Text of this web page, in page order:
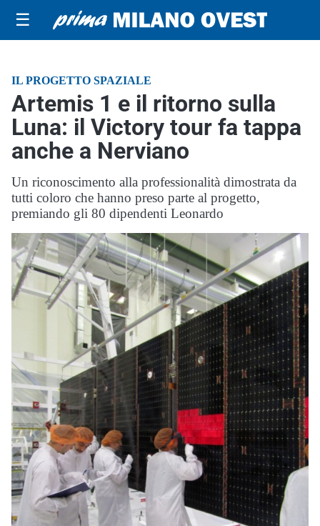
☰
IL PROGETTO SPAZIALE
Artemis 1 e il ritorno sulla
Luna: il Victory tour fa tappa
anche a Nerviano
Un riconoscimento alla professionalità dimostrata da
tutti coloro che hanno preso parte al progetto,
premiando gli 80 dipendenti Leonardo